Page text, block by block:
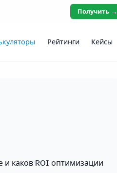
Получить →
Рейтинги Кейсы
и каков ROI оптимизации